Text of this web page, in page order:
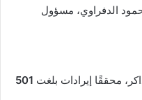
الدفراوي، مسؤول
محققًا إيرادات بلغت 501